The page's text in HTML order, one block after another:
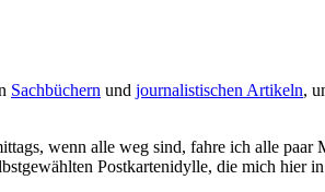
Sachbüchern und journalistischen Artikeln,
wenn alle weg sind, fahre ich alle
Postkartenidylle, die mich hier